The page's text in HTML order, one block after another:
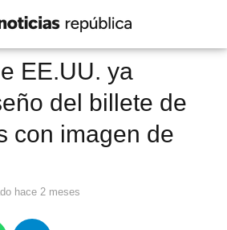
EE.UU. ya
del billete de
con imagen de
hace 2 meses